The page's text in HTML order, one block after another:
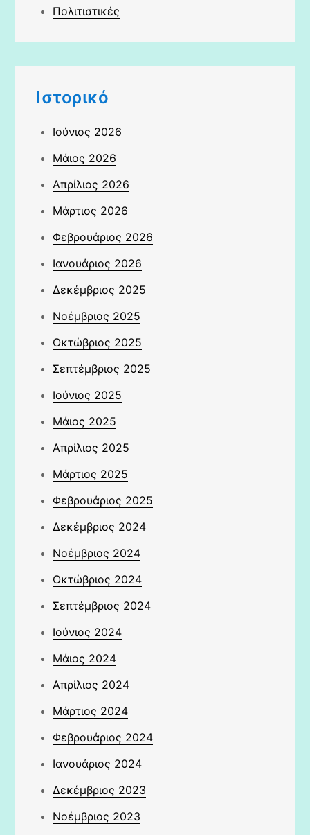
Πολιτιστικές
Ιστορικό
Ιούνιος 2026
Μάιος 2026
Απρίλιος 2026
Μάρτιος 2026
Φεβρουάριος 2026
Ιανουάριος 2026
Δεκέμβριος 2025
Νοέμβριος 2025
Οκτώβριος 2025
Σεπτέμβριος 2025
Ιούνιος 2025
Μάιος 2025
Απρίλιος 2025
Μάρτιος 2025
Φεβρουάριος 2025
Δεκέμβριος 2024
Νοέμβριος 2024
Οκτώβριος 2024
Σεπτέμβριος 2024
Ιούνιος 2024
Μάιος 2024
Απρίλιος 2024
Μάρτιος 2024
Φεβρουάριος 2024
Ιανουάριος 2024
Δεκέμβριος 2023
Νοέμβριος 2023